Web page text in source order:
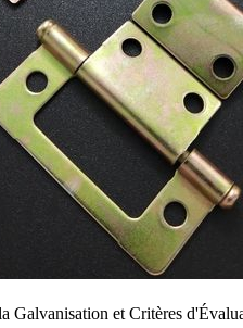
Galvanisation et Critères